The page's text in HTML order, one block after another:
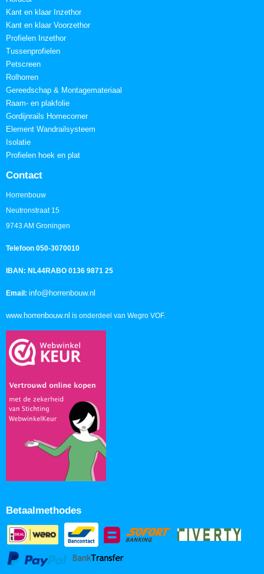
Kant en klaar Inzethor
Kant en klaar Voorzethor
Profielen Inzethor
Tussenprofielen
Petscreen
Rolhorren
Gereedschap & Montagemateriaal
Raam- en plakfolie
Gordijnrails Homecorner
Element Wandrailsysteem
Isolatie
Profielen hoek en plat
Contact
Horrenbouw
Neutronstraat 15
9743 AM Groningen
Telefoon 050-3070010
IBAN: NL44RABO 0136 9871 25
Email: info@horrenbouw.nl
www.horrenbouw.nl is onderdeel van Wegro VOF.
Betaalmethodes